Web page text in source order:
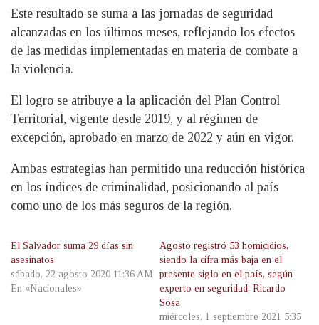
Este resultado se suma a las jornadas de seguridad
alcanzadas en los últimos meses, reflejando los efectos
de las medidas implementadas en materia de combate a
la violencia.
El logro se atribuye a la aplicación del Plan Control
Territorial, vigente desde 2019, y al régimen de
excepción, aprobado en marzo de 2022 y aún en vigor.
Ambas estrategias han permitido una reducción histórica
en los índices de criminalidad, posicionando al país
como uno de los más seguros de la región.
El Salvador suma 29 días sin
asesinatos
sábado, 22 agosto 2020 11:36 AM
En «Nacionales»
Agosto registró 53 homicidios,
siendo la cifra más baja en el
presente siglo en el país, según
experto en seguridad, Ricardo
Sosa
miércoles, 1 septiembre 2021 5:35